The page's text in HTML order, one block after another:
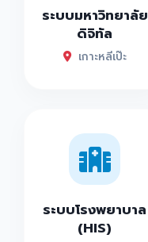
ระบบมหาวิทยาลัย
ดิจิทัล
เกาะหลีเป๊ะ
ระบบโรงพยาบาล
(HIS)